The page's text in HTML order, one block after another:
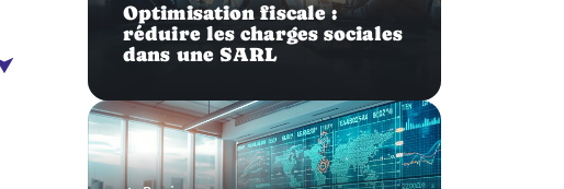
Optimisation fiscale :
réduire les charges sociales
dans une SARL